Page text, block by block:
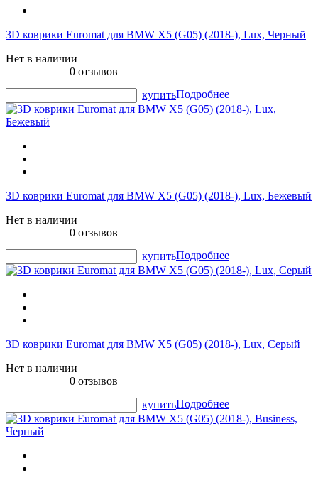
3D коврики Euromat для BMW X5 (G05) (2018-), Lux, Черный
Нет в наличии
0 отзывов
купитьПодробнее
3D коврики Euromat для BMW X5 (G05) (2018-), Lux, Бежевый
Нет в наличии
0 отзывов
купитьПодробнее
3D коврики Euromat для BMW X5 (G05) (2018-), Lux, Серый
Нет в наличии
0 отзывов
купитьПодробнее